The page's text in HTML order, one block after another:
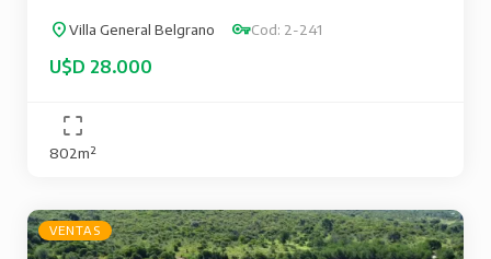
Villa General Belgrano Cod: 2-241
U$D 28.000
802m²
VENTAS